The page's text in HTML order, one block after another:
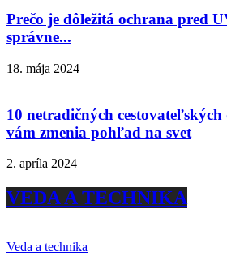
Prečo je dôležitá ochrana pred
správne...
18. mája 2024
10 netradičných
vám zmenia pohľad na svet
2. apríla 2024
VEDA A TECHNIKA
Veda a technika